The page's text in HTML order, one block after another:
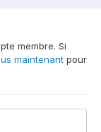
membre. Si
maintenant pour